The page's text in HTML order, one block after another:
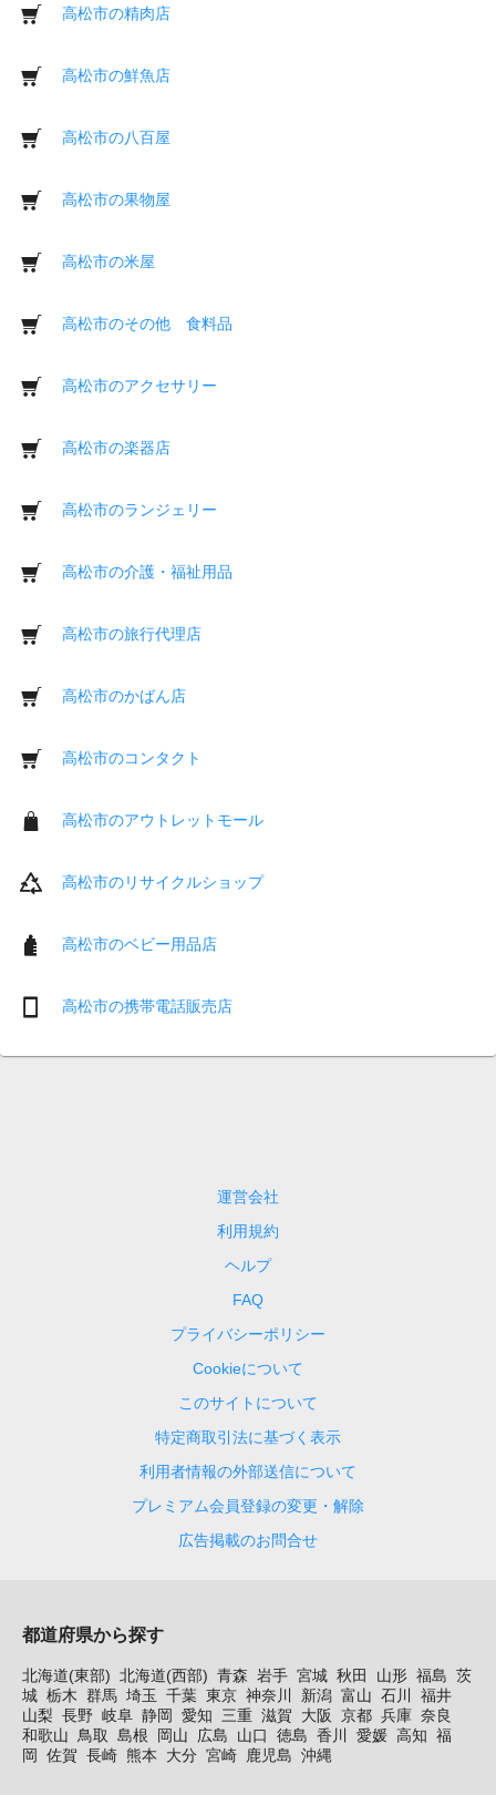
高松市の精肉店
高松市の鮮魚店
高松市の八百屋
高松市の果物屋
高松市の米屋
高松市のその他 食料品
高松市のアクセサリー
高松市の楽器店
高松市のランジェリー
高松市の介護・福祉用品
高松市の旅行代理店
高松市のかばん店
高松市のコンタクト
高松市のアウトレットモール
高松市のリサイクルショップ
高松市のベビー用品店
高松市の携帯電話販売店
運営会社
利用規約
ヘルプ
FAQ
プライバシーポリシー
Cookieについて
このサイトについて
特定商取引法に基づく表示
利用者情報の外部送信について
プレミアム会員登録の変更・解除
広告掲載のお問合せ
都道府県から探す
北海道(東部) 北海道(西部) 青森 岩手 宮城 秋田 山形 福島 茨
城 栃木 群馬 埼玉 千葉 東京 神奈川 新潟 富山 石川
福井
山梨 長野 岐阜 静岡 愛知 三重 滋賀 大阪 京都 兵庫 奈良
和歌山
鳥取 島根 岡山 広島 山口 徳島 香川 愛媛 高知 福
岡
佐賀 長崎 熊本 大分 宮崎 鹿児島 沖縄